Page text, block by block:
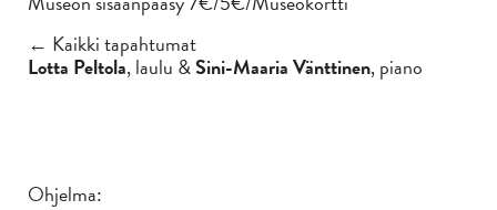
← Kaikki tapahtumat
Lotta Peltola, laulu &Sini-Maaria Vänttinen, piano
Ohjelma: